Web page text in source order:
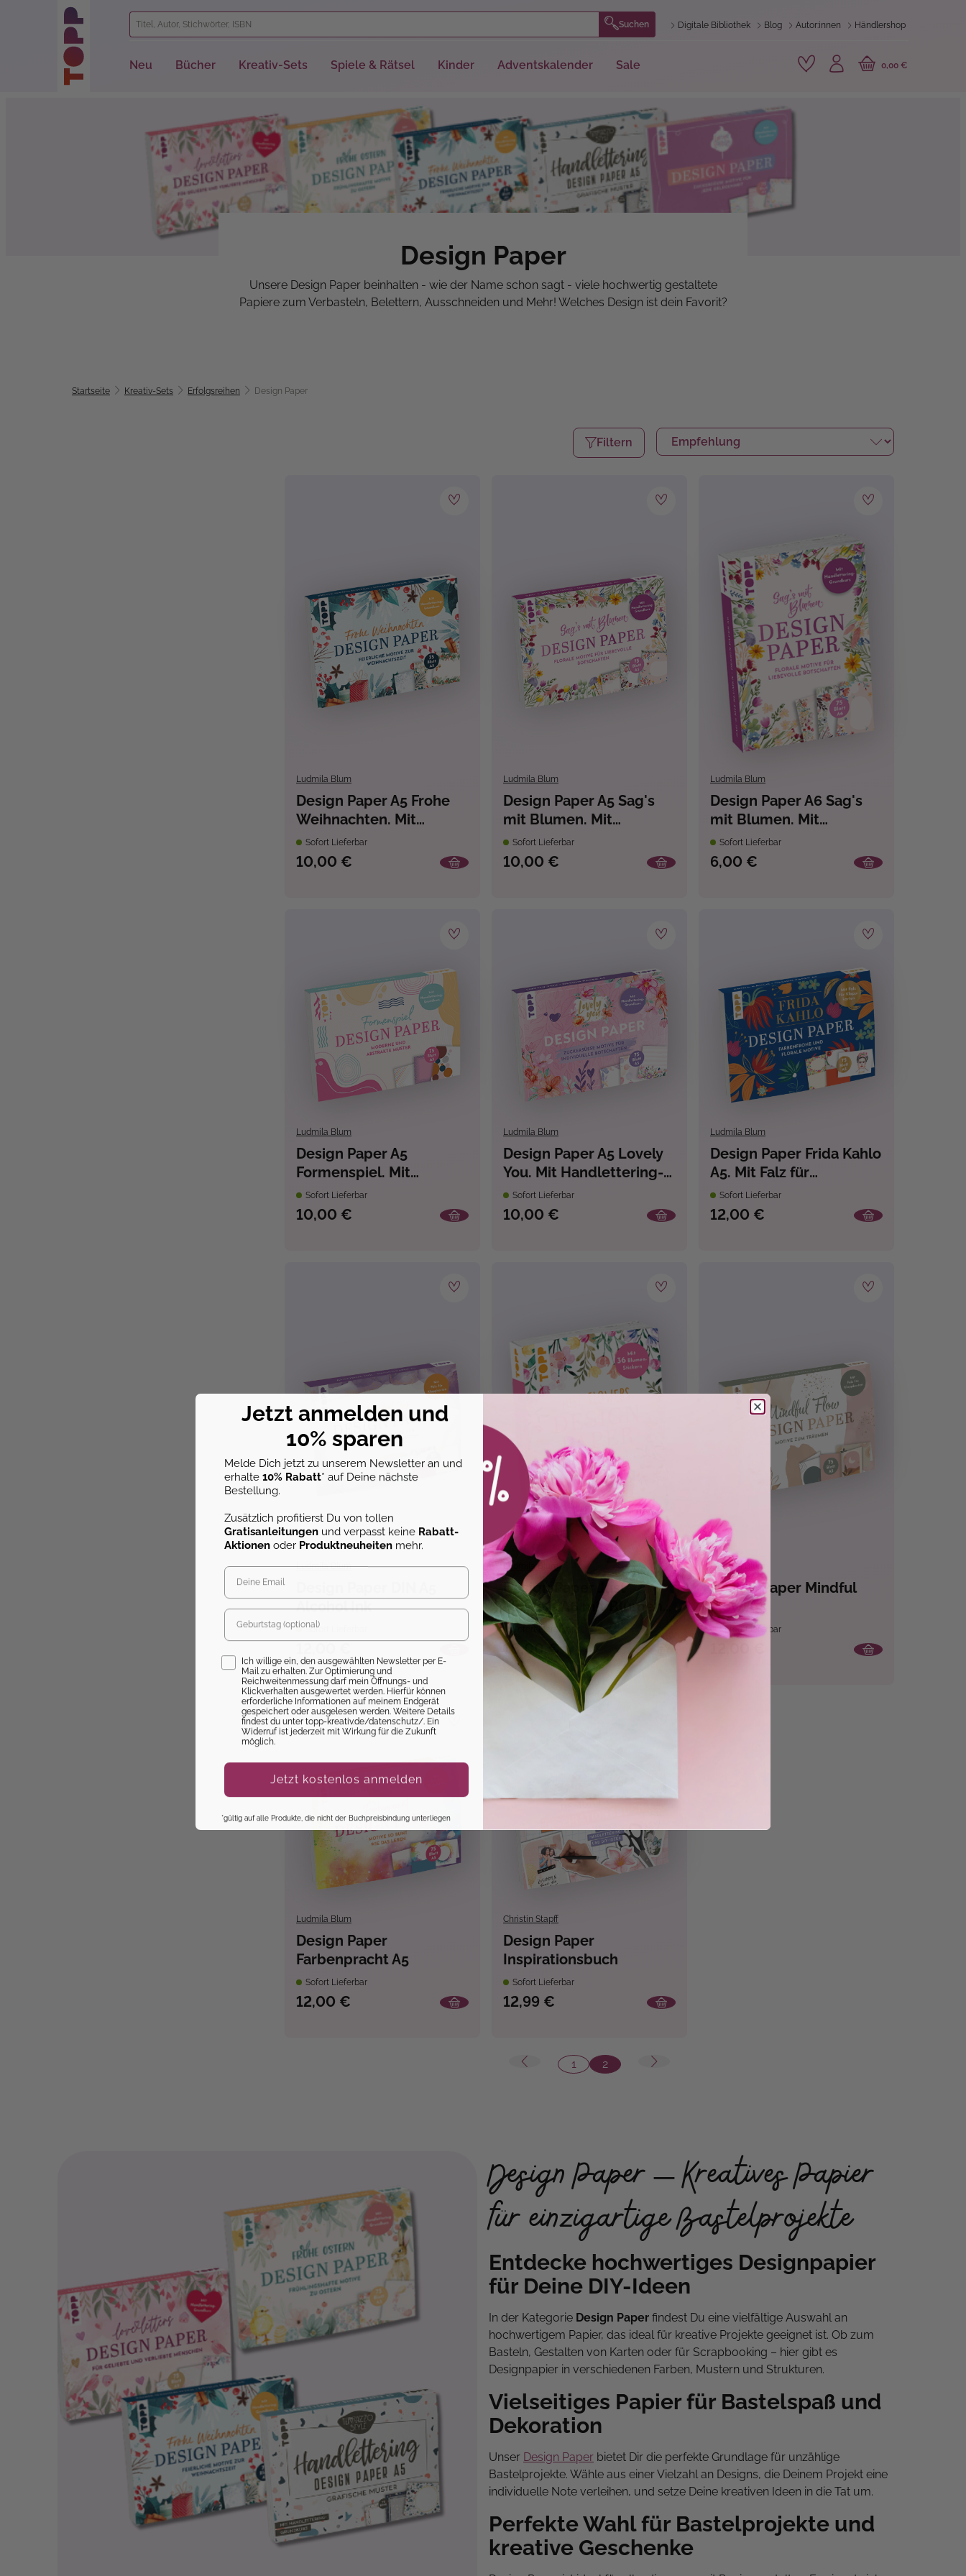
Zur Hauptnavigation springen
Suchen Digitale Bibliothek Blog Autor:innen Händlershop
Neu Bücher Kreativ-Sets Spiele & Rätsel Kinder Adventskalender Sale 0,00 €
Design Paper
Unsere Design Paper beinhalten - wie der Name schon sagt - viele hochwertig gestaltete
Papiere zum Verbasteln, Belettern, Ausschneiden und Mehr! Welches Design ist dein Favorit?
Startseite Kreativ-Sets Erfolgsreihen Design Paper
Filtern
Ludmila Blum
Design Paper A5 Frohe
Weihnachten. Mit
Handlettering-
Grundkurs
Sofort Lieferbar
10,00 €
Ludmila Blum
Design Paper A5 Sag's
mit Blumen. Mit
Handlettering-
Grundkurs
Sofort Lieferbar
10,00 €
Ludmila Blum
Design Paper A6 Sag's
mit Blumen. Mit
Handlettering-
Grundkurs
Sofort Lieferbar
6,00 €
Ludmila Blum
Design Paper A5
Formenspiel. Mit
Handlettering-
Grundkurs
Sofort Lieferbar
10,00 €
Ludmila Blum
Design Paper A5 Lovely
You. Mit Handlettering-
Grundkurs
Sofort Lieferbar
10,00 €
Ludmila Blum
Design Paper Frida Kahlo
A5. Mit Falz für
Klappkarten
Sofort Lieferbar
12,00 €
Ludmila Blum
Alcohol Ink
Sofort Lieferbar
Ludmila Blum
Design Paper Just
Flowers A6 mit Blumen-
Stickern
Sofort Lieferbar
10,00 €
Ludmila Blum
Design Paper Mindful
Flow A5
Sofort Lieferbar
Ludmila Blum
Design Paper
Farbenpracht A5
Sofort Lieferbar
12,00 €
Christin Stapff
Design Paper
Inspirationsbuch
Sofort Lieferbar
12,99 €
Seite
1
Seite
2
Design Paper – Kreatives Papier
für einzigartige Bastelprojekte
Entdecke hochwertiges Designpapier
für Deine DIY-Ideen
In der Kategorie Design Paper findest Du eine vielfältige Auswahl an
hochwertigem Papier, das ideal für kreative Projekte geeignet ist. Ob zum
Basteln, Gestalten von Karten oder für Scrapbooking – hier gibt es
Designpapier in verschiedenen Farben, Mustern und Strukturen.
Vielseitiges Papier für Bastelspaß und
Dekoration
Unser Design Paper bietet Dir die perfekte Grundlage für unzählige
Bastelprojekte. Wähle aus einer Vielzahl an Designs, die Deinem Projekt eine
individuelle Note verleihen, und setze Deine kreativen Ideen in die Tat um.
Perfekte Wahl für Bastelprojekte und
kreative Geschenke
Jetzt anmelden und
10% sparen
Melde Dich jetzt zu unserem Newsletter an und
erhalte 10% Rabatt* auf Deine nächste
Bestellung.
Zusätzlich profitierst Du von tollen
Gratisanleitungen und verpasst keine Rabatt-
Aktionen oder Produktneuheiten mehr.
Opt-InIch willige ein, den ausgewählten Newsletter per E-
Mail zu erhalten. Zur Optimierung und
Reichweitenmessung darf mein Öffnungs- und
Klickverhalten ausgewertet werden. Hierfür können
erforderliche Informationen auf meinem Endgerät
gespeichert oder ausgelesen werden. Weitere Details
findest du unter topp-kreativ.de/datenschutz/. Ein
Widerruf ist jederzeit mit Wirkung für die Zukunft
möglich.
Jetzt kostenlos anmelden
*gültig auf alle Produkte, die nicht der Buchpreisbindung unterliegen